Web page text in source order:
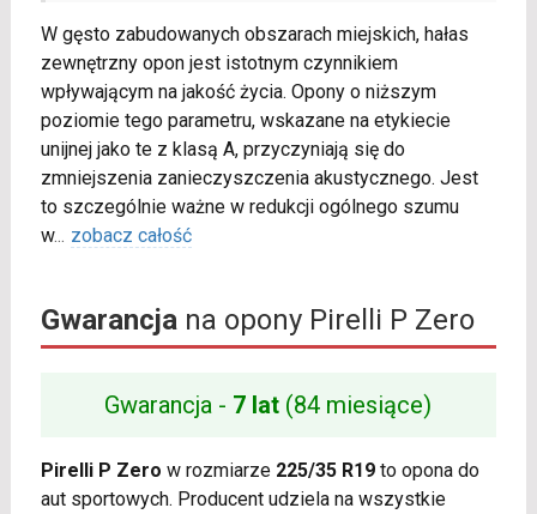
W gęsto zabudowanych obszarach miejskich, hałas
zewnętrzny opon jest istotnym czynnikiem
wpływającym na jakość życia. Opony o niższym
poziomie tego parametru, wskazane na etykiecie
unijnej jako te z klasą A, przyczyniają się do
zmniejszenia zanieczyszczenia akustycznego. Jest
to szczególnie ważne w redukcji ogólnego szumu
w... zobacz całość
Gwarancjana opony Pirelli P Zero
Gwarancja - 7 lat (84 miesiące)
Pirelli P Zero w rozmiarze 225/35 R19to opona do
aut sportowych. Producent udziela na wszystkie